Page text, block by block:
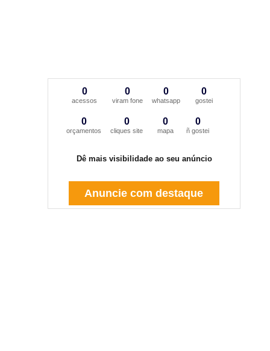
0
acessos
0
viram fone
0
whatsapp
0
gostei
0
orçamentos
0
cliques site
0
mapa
0
ñ gostei
Dê mais visibilidade ao seu anúncio
Anuncie com destaque